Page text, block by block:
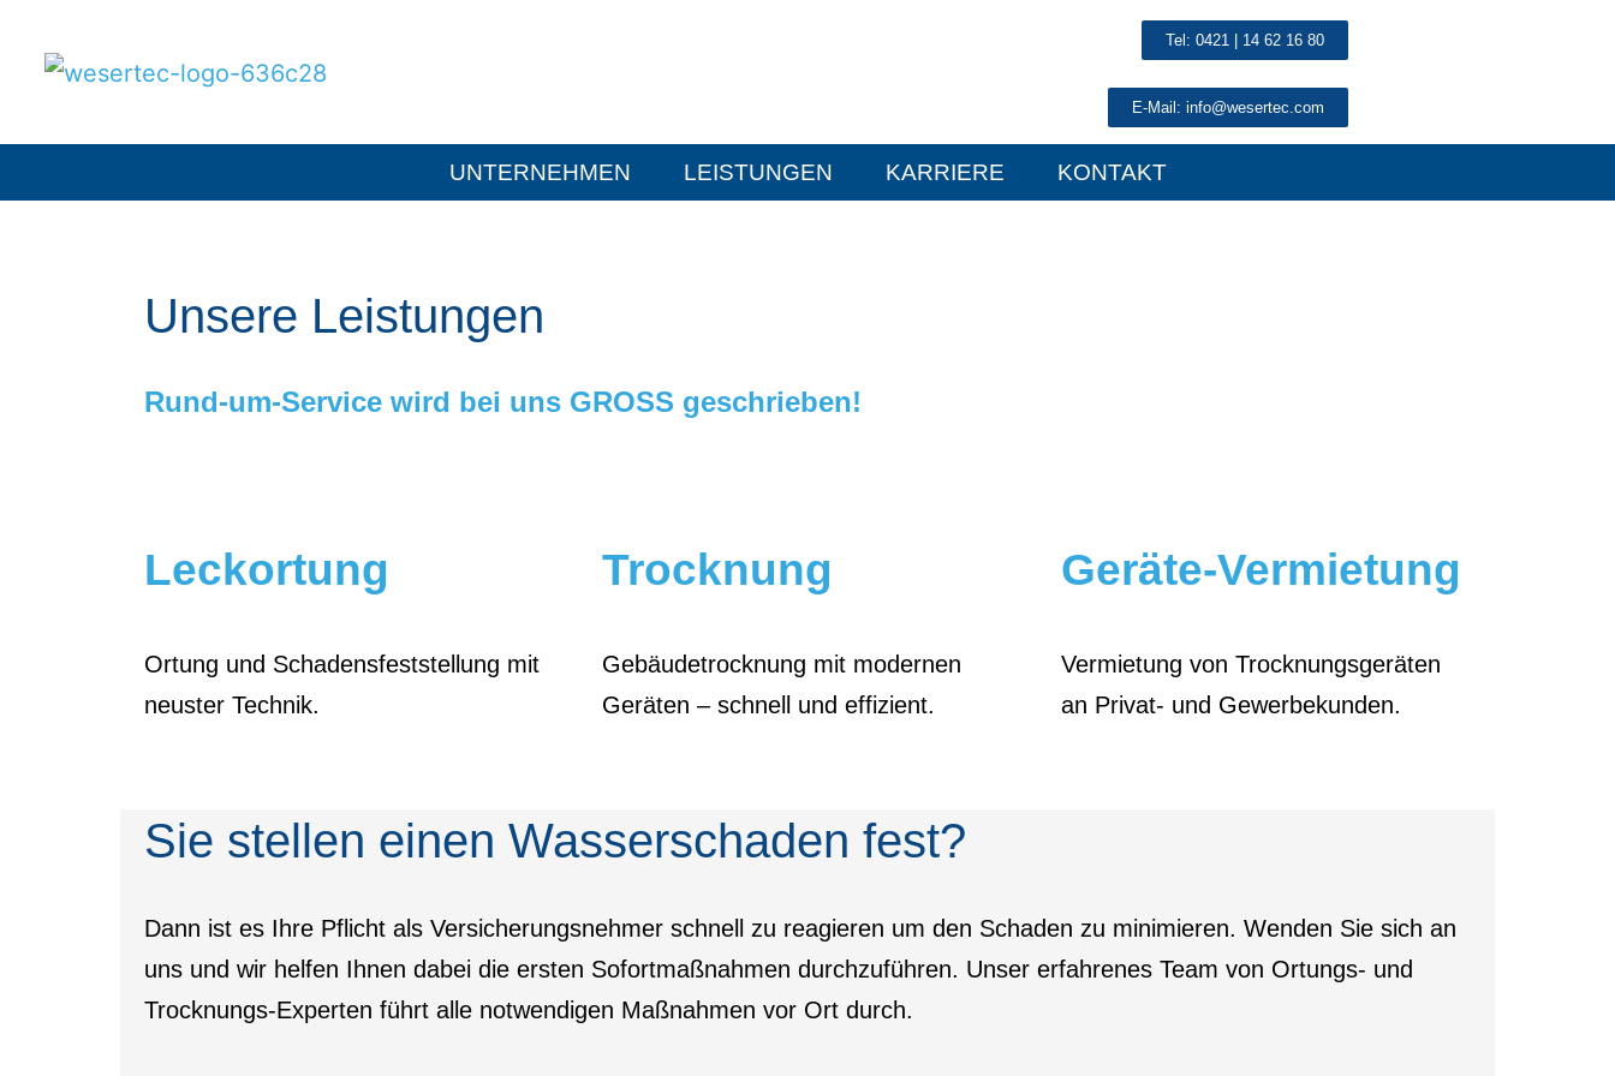
Tel: 0421 | 14 62 16 80
E-Mail: info@wesertec.com
UNTERNEHMEN LEISTUNGEN KARRIERE KONTAKT
Unsere Leistungen
Rund-um-Service wird bei uns GROSS geschrieben!
Leckortung
Ortung und Schadensfeststellung mit
neuster Technik.
Trocknung
Gebäudetrocknung mit modernen
Geräten – schnell und effizient.
Geräte-Vermietung
Vermietung von Trocknungsgeräten
an Privat- und Gewerbekunden.
Sie stellen einen Wasser­schaden fest?
Dann ist es Ihre Pflicht als Versicherungsnehmer schnell zu reagieren um den Schaden zu minimieren. Wenden Sie sich an
uns und wir helfen Ihnen dabei die ersten Sofortmaßnahmen durchzuführen. Unser erfahrenes Team von Ortungs- und
Trocknungs-Experten führt alle notwendigen Maßnahmen vor Ort durch.